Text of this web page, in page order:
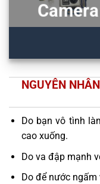
Camera
NGUYÊN
Do bạn vô tình
cao xuống.
Do va đập mạnh
Do để nước